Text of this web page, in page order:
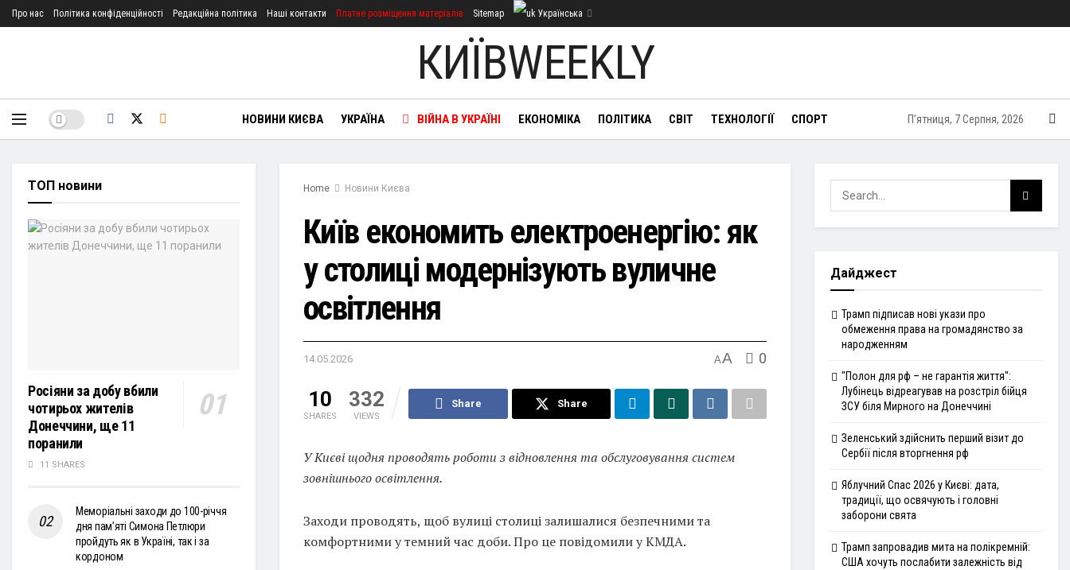
Про нас Політика конфіденційності Редакційна політика Наші контакти Платне розміщення матеріалів Sitemap Українська
КИЇВWEEKLY
НОВИНИ КИЄВА УКРАЇНА ВІЙНА В УКРАЇНІ ЕКОНОМІКА ПОЛІТИКА СВІТ ТЕХНОЛОГІЇ СПОРТ П’ятниця, 7 Серпня, 2026
Home Новини Києва
Київ економить електроенергію: як
у столиці модернізують вуличне
освітлення
14.05.2026 AA 0
10
SHARES
332
VIEWS
Share Share
У Києві щодня проводять роботи з відновлення та обслуговування систем
зовнішнього освітлення.
Заходи проводять, щоб вулиці столиці залишалися безпечними та
комфортними у темний час доби. Про це повідомили у КМДА.
ТОП новини
Росіяни за добу вбили
чотирьох жителів
Донеччини, ще 11
поранили
11 SHARES
Меморіальні заходи до 100-річчя
дня пам’яті Симона Петлюри
пройдуть як в Україні, так і за
кордоном
Дайджест
Трамп підписав нові укази про
обмеження права на громадянство за
народженням
"Полон для рф – не гарантія життя":
Лубінець відреагував на розстріл бійця
ЗСУ біля Мирного на Донеччині
Зеленський здійснить перший візит до
Сербії після вторгнення рф
Яблучний Спас 2026 у Києві: дата,
традиції, що освячують і головні
заборони свята
Трамп запровадив мита на полікремній:
США хочуть послабити залежність від